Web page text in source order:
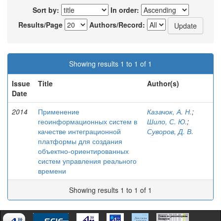
Sort by:
In order:
Results/Page
Authors/Record:
Showing results 1 to 1 of 1
Issue
Date
Title Author(s)
2014
Применение
геоинформационных систем в
качестве интеграционной
платформы для создания
объектно-ориентированных
систем управления реального
времени
Казачок, А. Н.;
Шило, С. Ю.;
Суворов, Д. В.
Showing results 1 to 1 of 1